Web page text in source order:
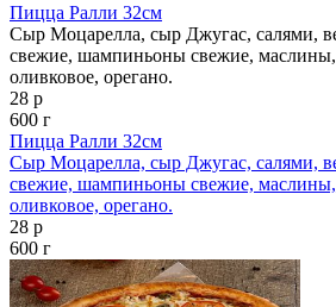
Пицца Ралли 32см
Сыр Моцарелла, сыр Джугас, салями,
свежие, шампиньоны свежие, маслины,
оливковое, орегано.
28 р
600 г
Пицца Ралли 32см
Сыр Моцарелла, сыр Джугас, салями,
свежие, шампиньоны свежие, маслины,
оливковое, орегано.
28 р
600 г